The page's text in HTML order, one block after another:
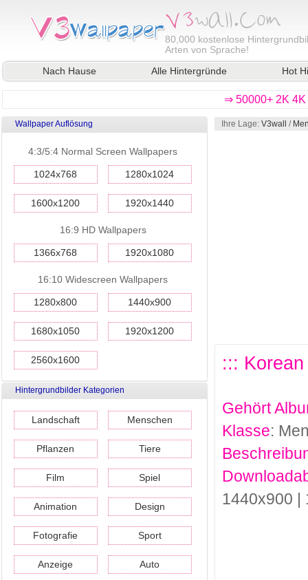
80,000 kostenlose
Arten von Sprache!
Nach Hause
Alle Hintergründe Hot
⇒ 50000+ 2K
Wallpaper Auflösung
4:3/5:4 Normal Screen Wallpapers
1024x768 1280x1024
1600x1200 1920x1440
16:9 HD Wallpapers
1366x768 1920x1080
16:10 Widescreen Wallpapers
1280x800 1440x900
1680x1050 1920x1200
2560x1600
Hintergrundbilder Kategorien
Landschaft Menschen
Pflanzen Tiere
Film Spiel
Animation Design
Fotografie Sport
Anzeige Auto
Ihre Lage: V3wall /
:::
Gehört
Klasse:
1440x900 |